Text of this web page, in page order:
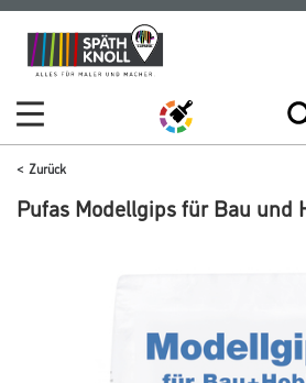
Zum
Inhalt
Zum
Navigationsmenü
Zurück
Pufas Modellgips für Bau und